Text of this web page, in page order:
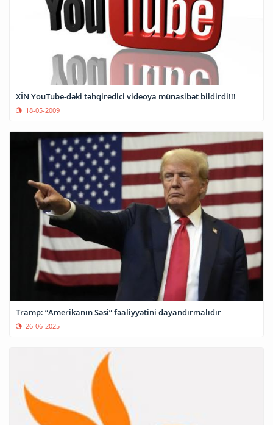
XİN YouTube-dəki təhqiredici videoya münasibət bildirdi!!!
18-05-2009
Tramp: “Amerikanın Səsi” fəaliyyətini dayandırmalıdır
26-06-2025